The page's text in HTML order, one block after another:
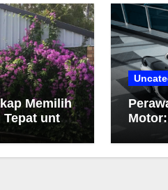
Memilih
Tepat untuk